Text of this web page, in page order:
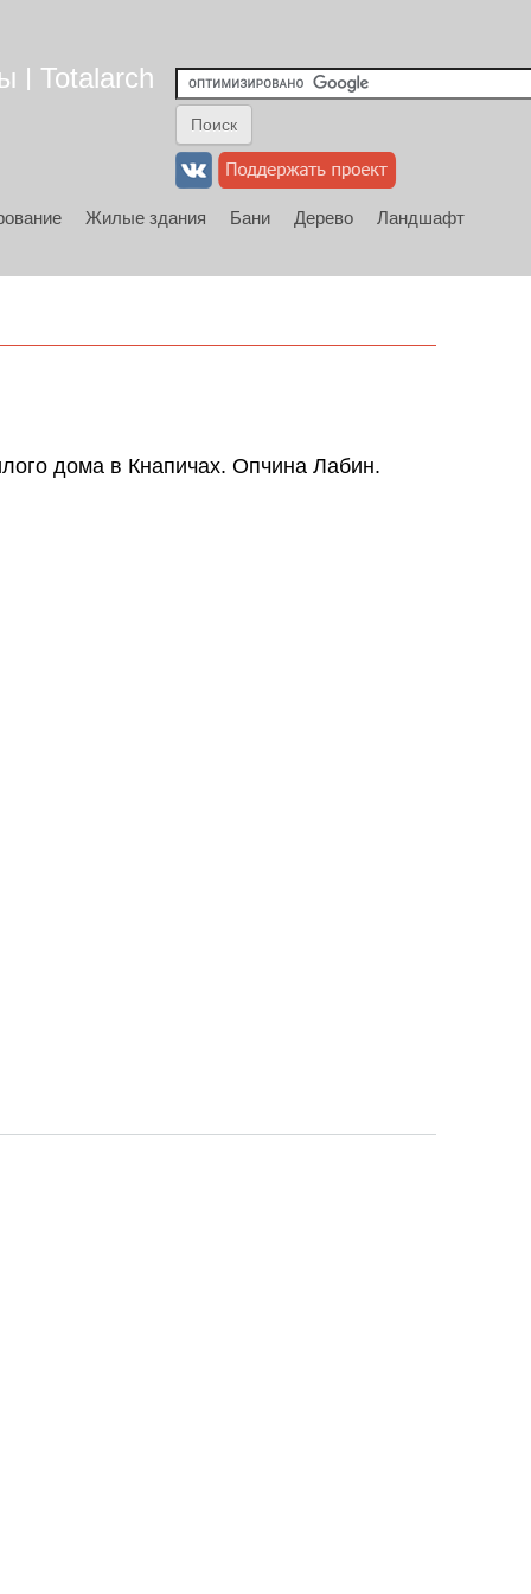
| Totalarch
Жилые здания Бани Дерево
Ландшафт
дома в Кнапичах. Опчина Лабин.